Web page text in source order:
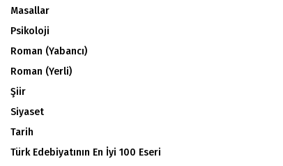
Masallar
Psikoloji
Roman (Yabancı)
Roman (Yerli)
Şiir
Siyaset
Tarih
Türk Edebiyatının En İyi 100 Eseri